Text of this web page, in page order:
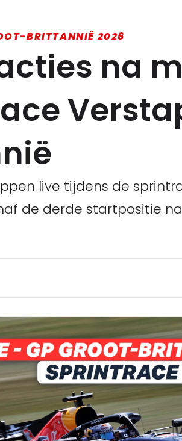
BRITTANNIË 2026
na
live tijdens de
de derde startpositie